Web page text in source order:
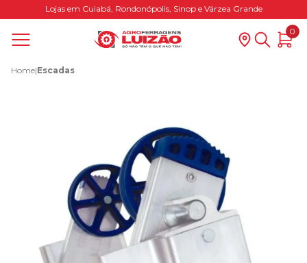
Lojas em Cuiabá, Rondonópolis, Sinop e Várzea Grande
0
Home|Escadas